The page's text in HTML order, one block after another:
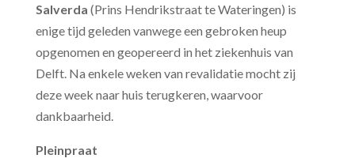
Salverda (Prins Hendrikstraat te Wateringen) is
enige tijd geleden vanwege een gebroken heup
opgenomen en geopereerd in het ziekenhuis van
Delft. Na enkele weken van revalidatie mocht zij
deze week naar huis terugkeren, waarvoor
dankbaarheid.
Pleinpraat